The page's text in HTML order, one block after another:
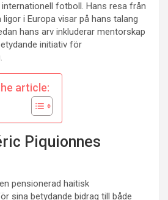
fotboll. Hans resa från
i Europa visar på hans talang
hans arv inkluderar mentorskap
initiativ för
article:
Piquionnes
pensionerad haitisk
sina betydande bidrag till både